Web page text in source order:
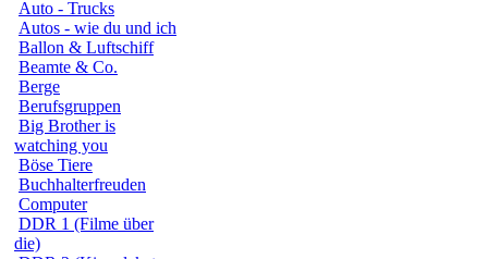
Auto - Trucks
Autos - wie du und ich
Ballon & Luftschiff
Beamte & Co.
Berge
Berufsgruppen
Big Brother is
watching you
Böse Tiere
Buchhalterfreuden
Computer
DDR 1 (Filme über
die)